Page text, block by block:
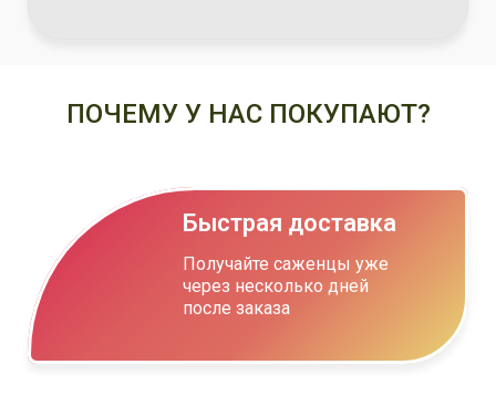
ПОЧЕМУ У НАС ПОКУПАЮТ?
Получайте саженцы уже
через несколько дней
после заказа
Быстрая доставка